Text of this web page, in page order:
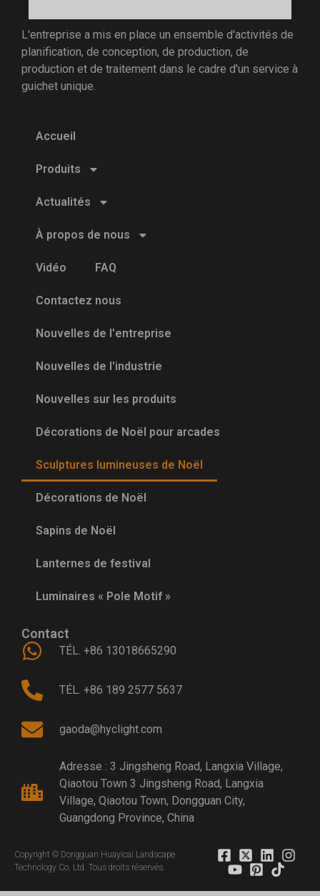
L'entreprise a mis en place un ensemble d'activités de
planification, de conception, de production, de
production et de traitement dans le cadre d'un service à
guichet unique.
Accueil
Produits
Actualités
À propos de nous
Vidéo FAQ
Contactez nous
Nouvelles de l'entreprise
Nouvelles de l'industrie
Nouvelles sur les produits
Décorations de Noël pour arcades
Sculptures lumineuses de Noël
Décorations de Noël
Sapins de Noël
Lanternes de festival
Luminaires « Pole Motif »
Contact
TÉL. +86 13018665290
TÉL. +86 189 2577 5637
gaoda@hyclight.com
Adresse : 3 Jingsheng Road, Langxia Village,
Qiaotou Town 3 Jingsheng Road, Langxia
Village, Qiaotou Town, Dongguan City,
Guangdong Province, China
Copyright © Dongguan Huayicai Landscape
Technology Co, Ltd. Tous droits réservés.